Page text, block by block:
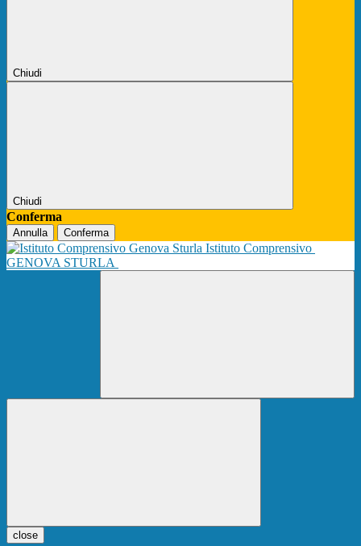
Chiudi
Chiudi
Conferma
Annulla Conferma
Istituto Comprensivo
GENOVA STURLA
close